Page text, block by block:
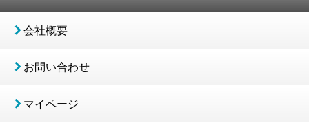
会社概要
お問い合わせ
マイページ